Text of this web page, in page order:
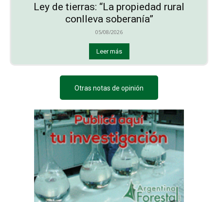
Ley de tierras: “La propiedad rural
conlleva soberanía”
05/08/2026
Leer más
Otras notas de opinión